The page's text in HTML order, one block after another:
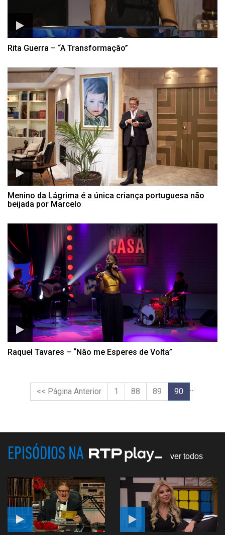
Rita Guerra – “A Transformação”
Menino da Lágrima é a única criança portuguesa não
beijada por Marcelo
Raquel Tavares – “Não me Esperes de Volta”
<< Página Anterior 1 …
88 89 90
EPISÓDIOS NA ver todos